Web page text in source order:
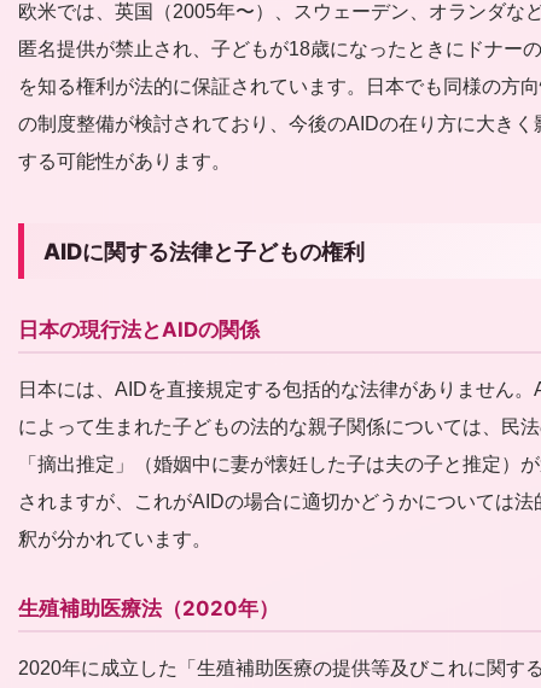
欧米では、英国（2005年〜）、スウェーデン、オランダな
匿名提供が禁止され、子どもが18歳になったときにドナー
を知る権利が法的に保証されています。日本でも同様の方
の制度整備が検討されており、今後のAIDの在り方に大きく
する可能性があります。
AIDに関する法律と子どもの権利
日本の現行法とAIDの関係
日本には、AIDを直接規定する包括的な法律がありません。
によって生まれた子どもの法的な親子関係については、民
「摘出推定」（婚姻中に妻が懐妊した子は夫の子と推定）
されますが、これがAIDの場合に適切かどうかについては法
釈が分かれています。
生殖補助医療法（2020年）
2020年に成立した「生殖補助医療の提供等及びこれに関す